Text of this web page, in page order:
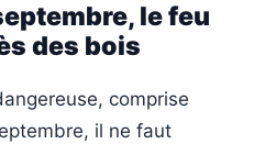
le feu
des bois
comprise
il ne faut